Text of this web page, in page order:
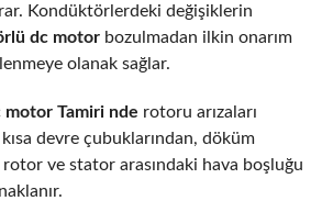
Kondüktörlerdeki değişiklerin
dc motor bozulmadan ilkin onarım
olanak sağlar.
Tamiri nde rotoru arızaları
devre çubuklarından, döküm
rotor ve stator arasındaki hava boşluğu